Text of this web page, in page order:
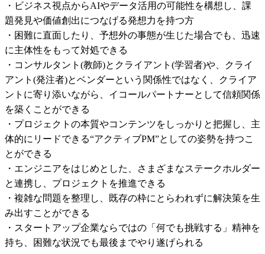
・ビジネス視点からAIやデータ活用の可能性を構想し、課
題発見や価値創出につなげる発想力を持つ方
・困難に直面したり、予想外の事態が生じた場合でも、迅速
に主体性をもって対処できる
・コンサルタント(教師)とクライアント(学習者)や、クライ
アント(発注者)とベンダーという関係性ではなく、クライア
ントに寄り添いながら、イコールパートナーとして信頼関係
を築くことができる
・プロジェクトの本質やコンテンツをしっかりと把握し、主
体的にリードできる“アクティブPM”としての姿勢を持つこ
とができる
・エンジニアをはじめとした、さまざまなステークホルダー
と連携し、プロジェクトを推進できる
・複雑な問題を整理し、既存の枠にとらわれずに解決策を生
み出すことができる
・スタートアップ企業ならではの「何でも挑戦する」精神を
持ち、困難な状況でも最後までやり遂げられる